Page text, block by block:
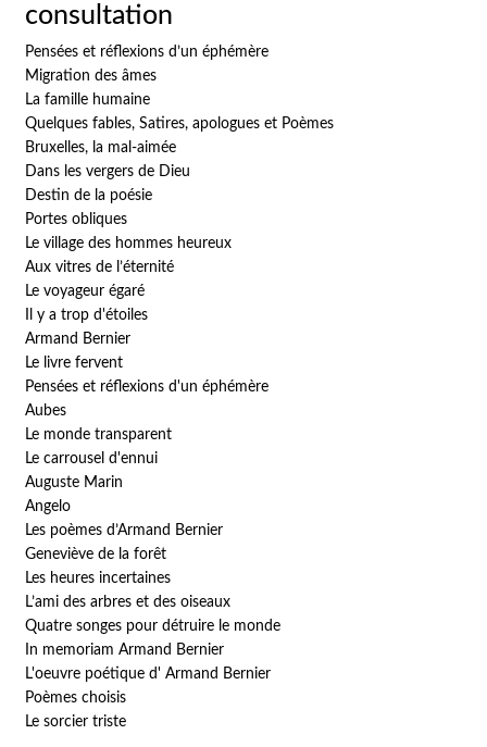
consultation
Pensées et réflexions d’un éphémère
Migration des âmes
La famille humaine
Quelques fables, Satires, apologues et Poèmes
Bruxelles, la mal-aimée
Dans les vergers de Dieu
Destin de la poésie
Portes obliques
Le village des hommes heureux
Aux vitres de l’éternité
Le voyageur égaré
Il y a trop d'étoiles
Armand Bernier
Le livre fervent
Pensées et réflexions d'un éphémère
Aubes
Le monde transparent
Le carrousel d'ennui
Auguste Marin
Angelo
Les poèmes d’Armand Bernier
Geneviève de la forêt
Les heures incertaines
L’ami des arbres et des oiseaux
Quatre songes pour détruire le monde
In memoriam Armand Bernier
L'oeuvre poétique d' Armand Bernier
Poèmes choisis
Le sorcier triste